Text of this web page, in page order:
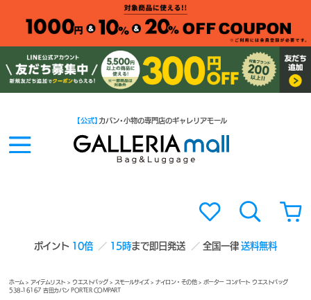
ポイント 10倍 15時まで即日発送 全国一律送料無料
【公式】 カバン・小物の専門店のギャレリアモール
ホーム >アイテムリスト > ウエストバッグ> スモールサイズ>ナイロン・その他> ポーター コンパート ウエストバッグ
538-16167 吉田カバン PORTER COMPART